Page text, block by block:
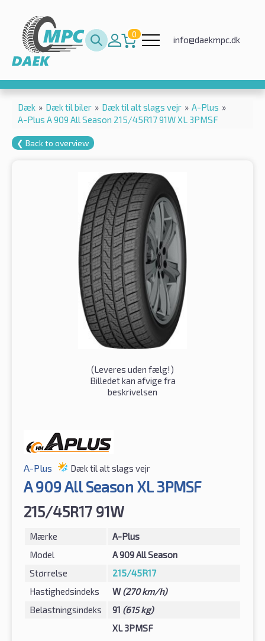
0
info@daekmpc.dk
Dæk » Dæk til biler » Dæk til alt slags vejr » A-Plus »
A-Plus A 909 All Season 215/45R17 91W XL 3PMSF
❮ Back to overview
(Leveres uden fælg!)
Billedet kan afvige fra
beskrivelsen
A-Plus Dæk til alt slags vejr
A 909 All Season XL 3PMSF
215/45R17 91W
Mærke
A-Plus
Model
A 909 All Season
Størrelse
215/45R17
Hastighedsindeks
W(270 km/h)
Belastningsindeks
91 (615 kg)
XL 3PMSF